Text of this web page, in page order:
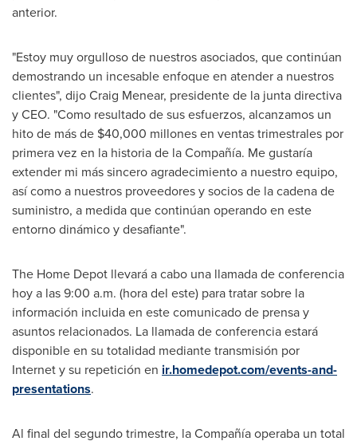
anterior.
"Estoy muy orgulloso de nuestros asociados, que continúan
demostrando un incesable enfoque en atender a nuestros
clientes", dijoCraig Menear, presidente de la junta directiva
y CEO. "Como resultado de sus esfuerzos, alcanzamos un
hito de más de $40,000 millones en ventas trimestrales por
primera vez en la historia de la Compañía. Me gustaría
extender mi más sincero agradecimiento a nuestro equipo,
así como a nuestros proveedores y socios de la cadena de
suministro, a medida que continúan operando en este
entorno dinámico y desafiante".
The Home Depot llevará a cabo una llamada de conferencia
hoy a las9:00 a.m. (hora del este) para tratar sobre la
información incluida en este comunicado de prensa y
asuntos relacionados. La llamada de conferencia estará
disponible en su totalidad mediante transmisión por
Internet y su repetición en ir.homedepot.com/events-and-
presentations.
Al final del segundo trimestre, la Compañía operaba un total